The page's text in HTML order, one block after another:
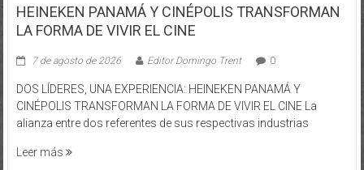
HEINEKEN PANAMÁ Y CINÉPOLIS TRANSFORMAN
LA FORMA DE VIVIR EL CINE
7 de agosto de 2026 Editor Domingo Trent 0
DOS LÍDERES, UNA EXPERIENCIA: HEINEKEN PANAMÁ Y
CINÉPOLIS TRANSFORMAN LA FORMA DE VIVIR EL CINE La
alianza entre dos referentes de sus respectivas industrias
Leer más